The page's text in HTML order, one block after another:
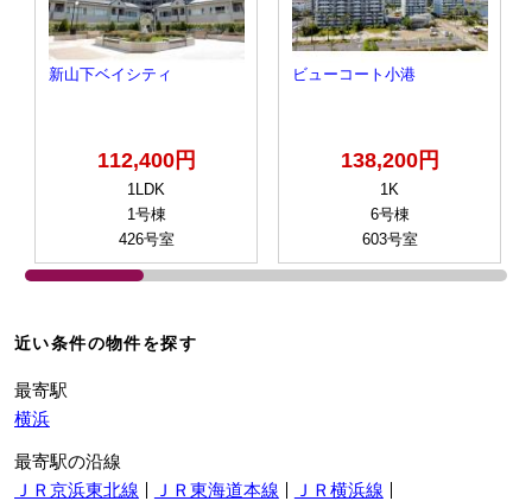
新山下ベイシティ
112,400円
1LDK
1号棟
426号室
ビューコート小港
138,200円
1K
6号棟
603号室
近い条件の物件を探す
最寄駅
横浜
最寄駅の沿線
ＪＲ京浜東北線
ＪＲ東海道本線
ＪＲ横浜線